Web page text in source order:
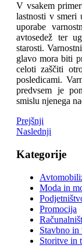
V vsakem
lastnosti v smeri
uporabe
avtosedež ter
starosti.
glavo mora biti
celoti zaščiti
posledicami.
predvsem je
smislu njenega
Prejšnji
Naslednji
Kategorije
Moda in
Promocija
Stavbno
Storitve in